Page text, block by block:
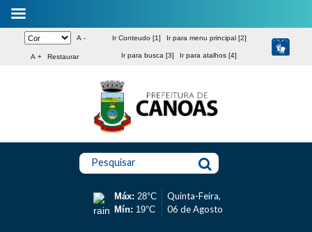
A -
A + Restaurar
Ir Conteudo [1] Ir para menu principal [2]
Ir para busca [3] Ir para atalhos [4]
Pesquisar
Máx: 28°C
Mín: 19°C
Quinta-Feira,
06 de Agosto